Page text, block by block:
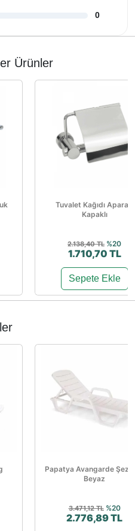
0
Ürünler
Tuvalet Kağıdı Aparatı
Kapaklı
2.138,40 TL %20
1.710,70 TL
Sepete Ekle
Papatya Avangarde
Beyaz
3.471,12 TL %20
2.776,89 TL